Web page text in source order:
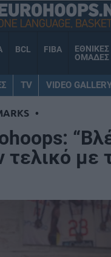
BCL FIBA
ΕΘΝΙΚΕΣ
ΟΜΑΔΕΣ
TV VIDEO
•
με